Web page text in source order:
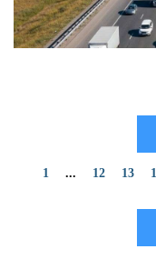
1 ... 12 13